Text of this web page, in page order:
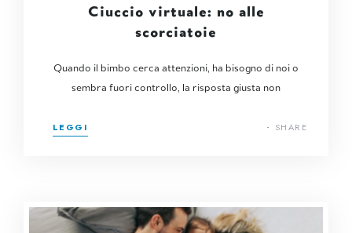
Ciuccio virtuale: no alle
scorciatoie
Quando il bimbo cerca attenzioni, ha bisogno di noi o
sembra fuori controllo, la risposta giusta non
LEGGI SHARE